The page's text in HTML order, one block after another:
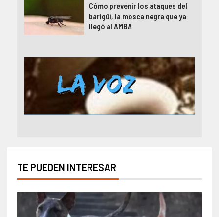
Cómo prevenir los ataques del
barigüí, la mosca negra que ya
llegó al AMBA
TE PUEDEN INTERESAR